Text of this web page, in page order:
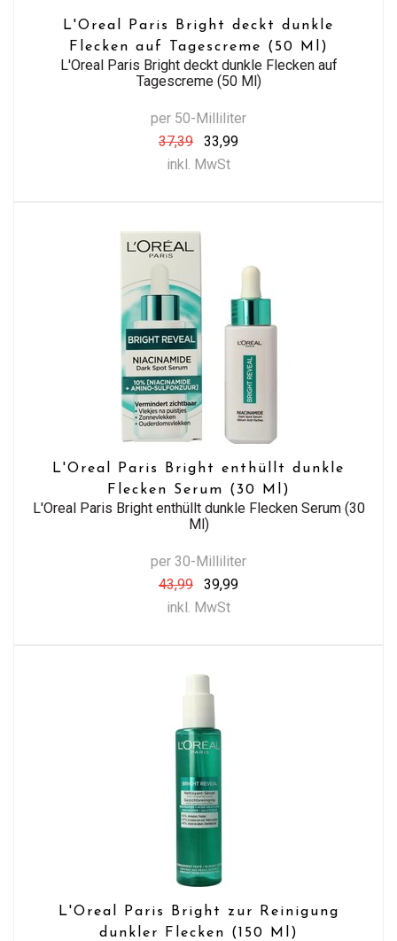
L'Oreal Paris Bright deckt dunkle
Flecken auf Tagescreme (50 Ml)
L'Oreal Paris Bright deckt dunkle Flecken auf
Tagescreme (50 Ml)
per 50-Milliliter
37,39
33,99
inkl. MwSt
L'Oreal Paris Bright enthüllt dunkle
Flecken Serum (30 Ml)
L'Oreal Paris Bright enthüllt dunkle Flecken Serum (30
Ml)
per 30-Milliliter
43,99
39,99
inkl. MwSt
L'Oreal Paris Bright zur Reinigung
dunkler Flecken (150 Ml)